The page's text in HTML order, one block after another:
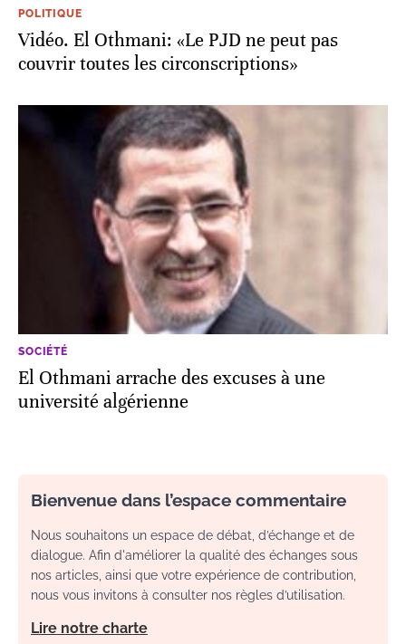
POLITIQUE
Vidéo. El Othmani: «Le PJD ne peut pas
couvrir toutes les circonscriptions»
SOCIÉTÉ
El Othmani arrache des excuses à une
université algérienne
Bienvenue dans l’espace commentaire
Nous souhaitons un espace de débat, d’échange et de
dialogue. Afin d'améliorer la qualité des échanges sous
nos articles, ainsi que votre expérience de contribution,
nous vous invitons à consulter nos règles d’utilisation.
Lire notre charte